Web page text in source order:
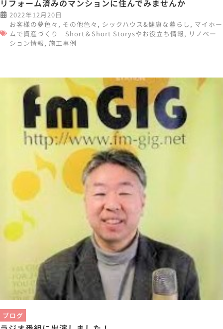
リフォーム済みのマンションに住んでみませんか
2022年12月20日
お客様の夢色々 , その他色々 , シックハウス&健康な暮らし, マイホー
ムで資産づくり Short＆Short Storysやお役立ち情報, リノベー
ション情報, 施工事例
ブログ